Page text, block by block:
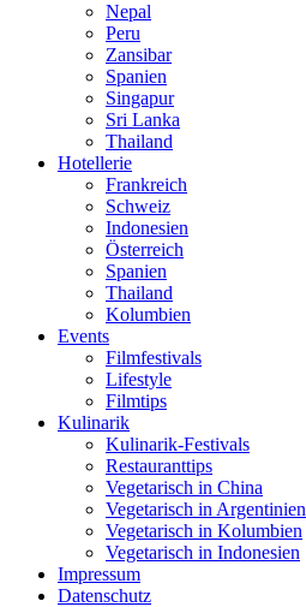
Nepal
Peru
Zansibar
Spanien
Singapur
Sri Lanka
Thailand
Hotellerie
Frankreich
Schweiz
Indonesien
Österreich
Spanien
Thailand
Kolumbien
Events
Filmfestivals
Lifestyle
Filmtips
Kulinarik
Kulinarik-Festivals
Restauranttips
Vegetarisch in China
Vegetarisch in Argentinien
Vegetarisch in Kolumbien
Vegetarisch in Indonesien
Impressum
Datenschutz